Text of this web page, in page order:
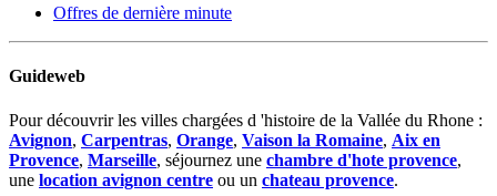
Offres de dernière minute
Guideweb
Pour découvrir les villes chargées d 'histoire de la Vallée du Rhone :
Avignon, Carpentras, Orange, Vaison la Romaine, Aix en
Provence, Marseille, séjournez une chambre d'hote provence,
une location avignon centre ou un chateau provence.